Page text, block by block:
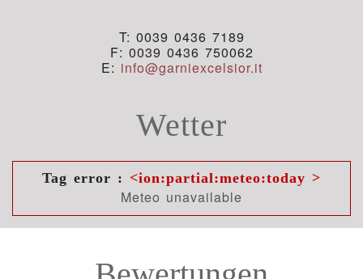
T: 0039 0436 7189
F: 0039 0436 750062
E: info@garniexcelsior.it
Wetter
Tag error : <ion:partial:meteo:today >
Meteo unavailable